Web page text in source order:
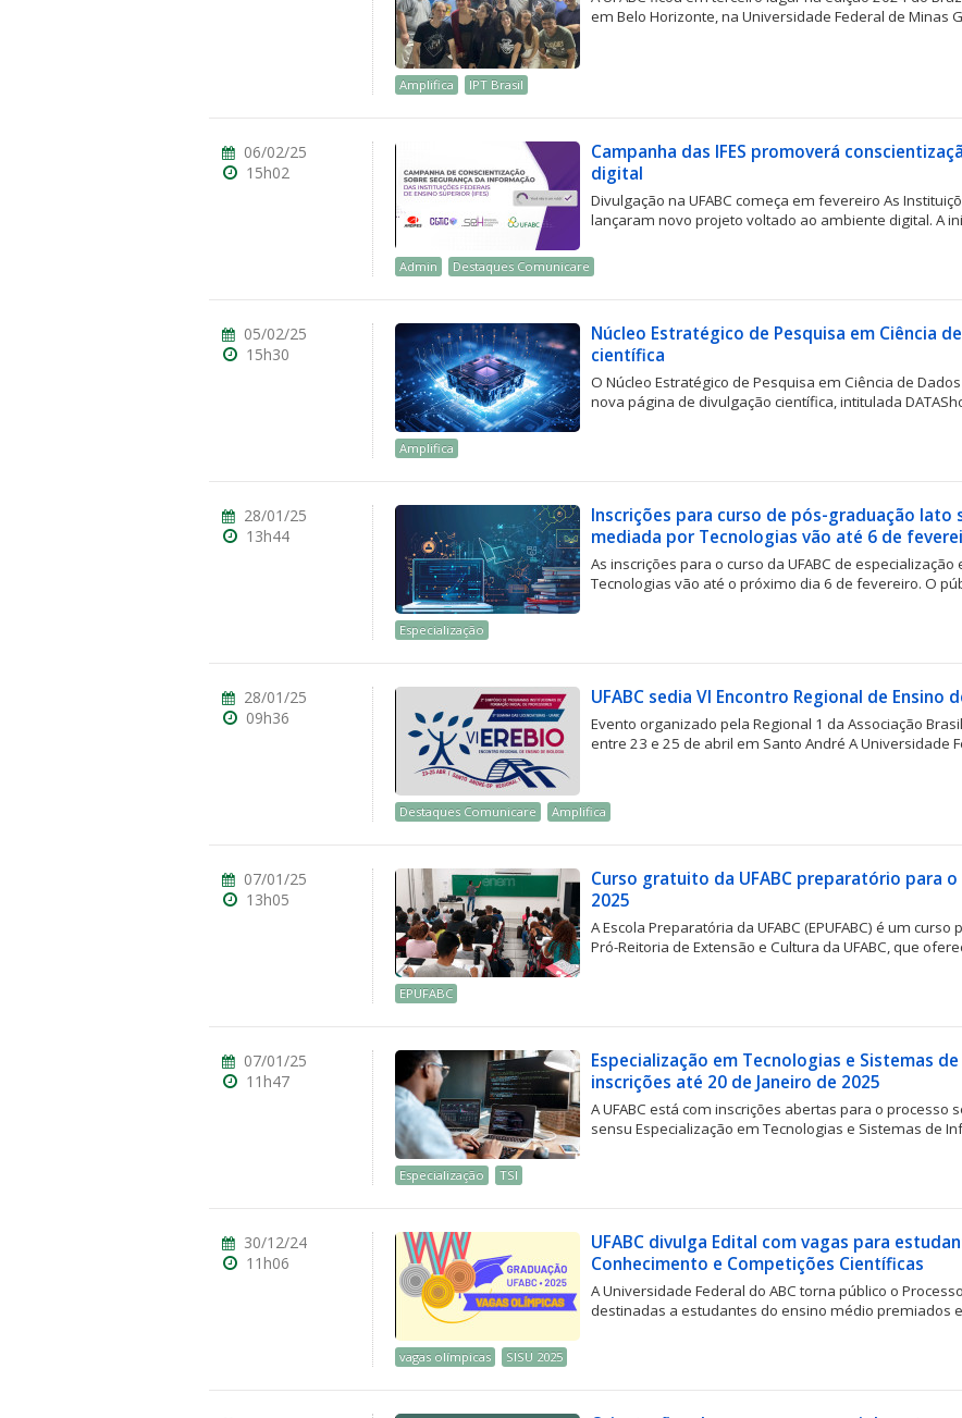
em Belo Horizonte, na Universidade Federal de Minas
Amplifica IPT Brasil
Campanha das IFES promoverá
digital
Divulgação na UFABC começa em fevereiro As
lançaram novo projeto voltado ao ambiente digital. A
Admin Destaques Comunicare
06/02/25
15h02
Núcleo Estratégico de Pesquisa em Ciência
científica
O Núcleo Estratégico de Pesquisa em Ciência de
nova página de divulgação científica, intitulada
Amplifica
05/02/25
15h30
Inscrições para curso de pós-graduação lato
mediada por Tecnologias vão até 6 de
As inscrições para o curso da UFABC de
Tecnologias vão até o próximo dia 6 de fevereiro. O
Especialização
28/01/25
13h44
UFABC sedia VI Encontro Regional de Ensino
Evento organizado pela Regional 1 da Associação
entre 23 e 25 de abril em Santo André A Universidade
Destaques Comunicare Amplifica
28/01/25
09h36
Curso gratuito da UFABC preparatório para o
2025
A Escola Preparatória da UFABC (EPUFABC) é um
Pró-Reitoria de Extensão e Cultura da UFABC, que
EPUFABC
07/01/25
13h05
Especialização em Tecnologias e Sistemas
inscrições até 20 de Janeiro de 2025
A UFABC está com inscrições abertas para o processo
sensu Especialização em Tecnologias e Sistemas de
Especialização TSI
07/01/25
11h47
UFABC divulga Edital com vagas para
Conhecimento e Competições Científicas
A Universidade Federal do ABC torna público o
destinadas a estudantes do ensino médio premiados
vagas olímpicas SISU 2025
30/12/24
11h06